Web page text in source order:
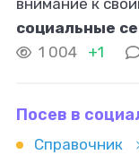
социальные
«ВКонтакте»
1 004 +1
Посев в
Справочник